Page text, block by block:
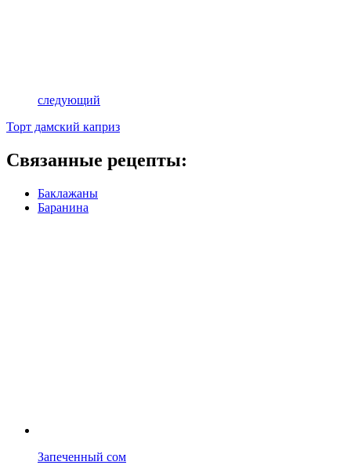
следующий
Торт дамский каприз
Связанные рецепты:
Баклажаны
Баранина
Запеченный сом